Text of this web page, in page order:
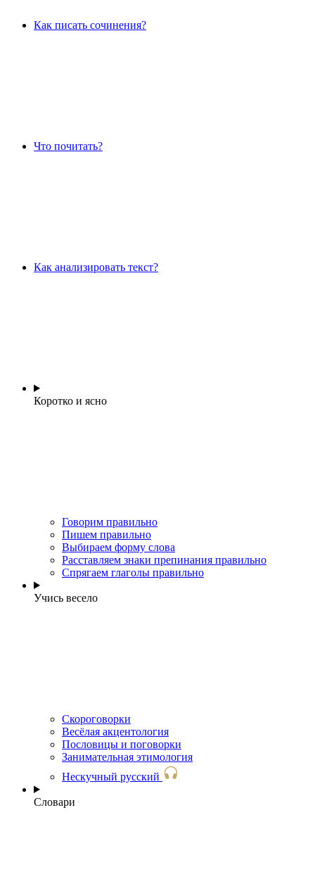
Как писать сочинения?
Что почитать?
Как анализировать текст?
Коротко и ясно
Говорим правильно
Пишем правильно
Выбираем форму слова
Расставляем знаки препинания правильно
Спрягаем глаголы правильно
Учись весело
Скороговорки
Весёлая акцентология
Пословицы и поговорки
Занимательная этимология
Нескучный русский
Словари